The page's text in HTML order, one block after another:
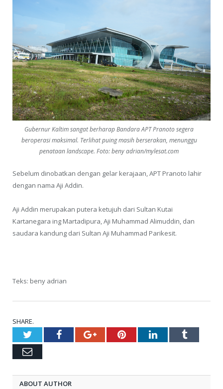
Gubernur Kaltim sangat berharap Bandara APT Pranoto segera
beroperasi maksimal. Terlihat puing masih berserakan, menunggu
penataan landscape. Foto: beny adrian/mylesat.com
Sebelum dinobatkan dengan gelar kerajaan, APT Pranoto lahir
dengan nama Aji Addin.
Aji Addin merupakan putera ketujuh dari Sultan Kutai
Kartanegara ing Martadipura, Aji Muhammad Alimuddin, dan
saudara kandung dari Sultan Aji Muhammad Parikesit.
Teks: beny adrian
SHARE.
TwitterFacebookGoogle+PinterestLinkedInTumblr
Email
ABOUT AUTHOR